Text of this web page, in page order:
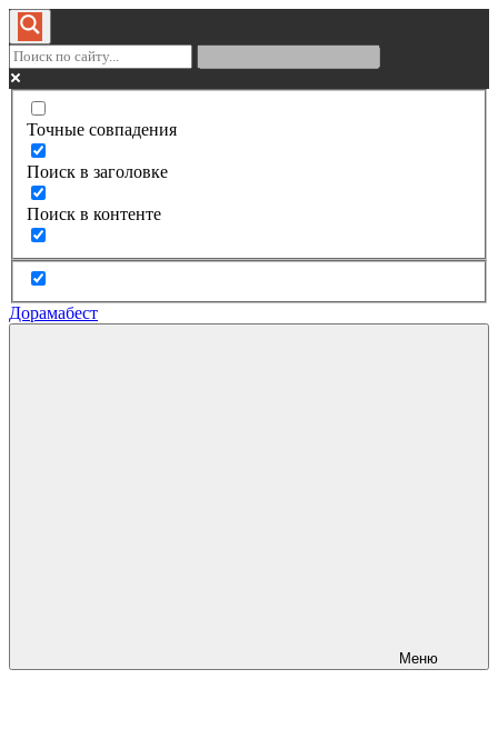
Точные совпадения
Поиск в заголовке
Поиск в контенте
Дорамабест
Меню